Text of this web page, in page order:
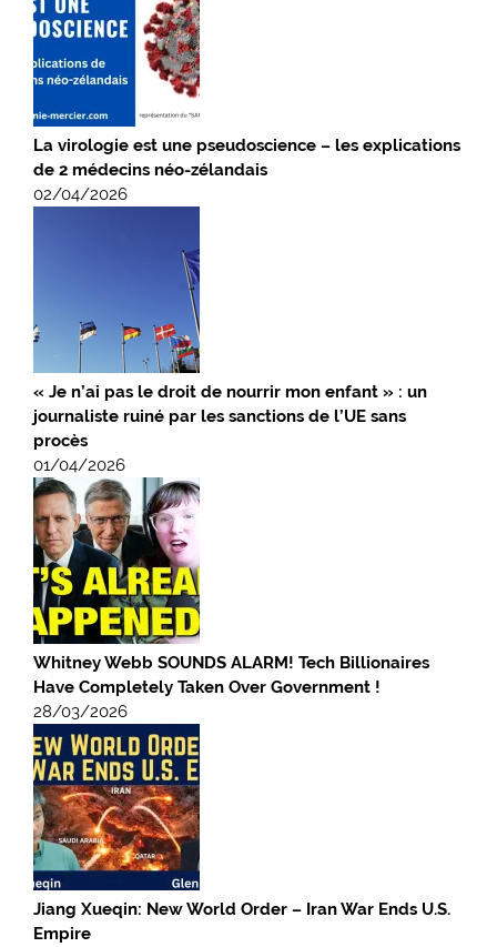
La virologie est une pseudoscience – les explications
de 2 médecins néo-zélandais
02/04/2026
« Je n’ai pas le droit de nourrir mon enfant » : un
journaliste ruiné par les sanctions de l’UE sans
procès
01/04/2026
Whitney Webb SOUNDS ALARM! Tech Billionaires
Have Completely Taken Over Government !
28/03/2026
Jiang Xueqin: New World Order – Iran War Ends U.S.
Empire